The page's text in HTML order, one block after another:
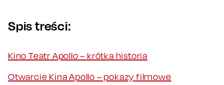
Spis treści:
Kino Teatr Apollo – krótka historia
Otwarcie Kina Apollo – pokazy filmowe